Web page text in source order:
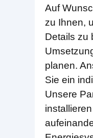
Auf
zu Ihnen,
Details zu
planen.
Sie ein
Unsere